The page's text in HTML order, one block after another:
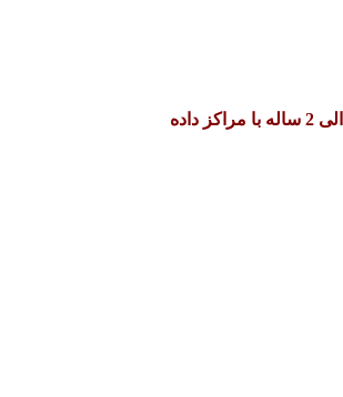
پیش نیاز خاصی گفته نشده اما آشنایی 1 الی 2 ساله با مراکز داده